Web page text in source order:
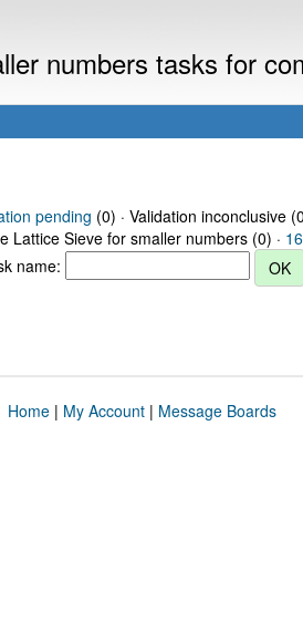
numbers tasks for
pending (0) · Validation inconclusive
Lattice Sieve for smaller numbers (0) ·
name:
Home| My Account| Message Boards